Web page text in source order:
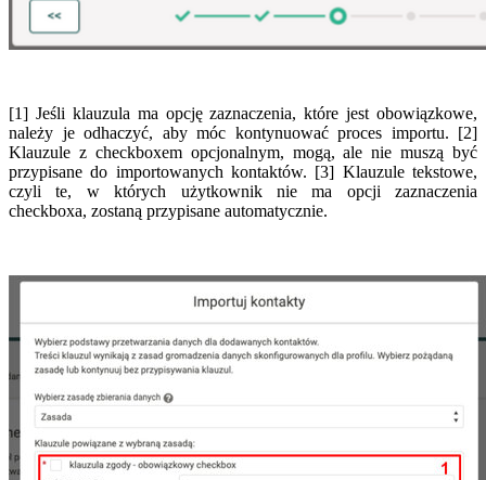
[1] Jeśli klauzula ma opcję zaznaczenia, które jest obowiązkowe,
należy je odhaczyć, aby móc kontynuować proces importu. [2]
Klauzule z checkboxem opcjonalnym, mogą, ale nie muszą być
przypisane do importowanych kontaktów. [3] Klauzule tekstowe,
czyli te, w których użytkownik nie ma opcji zaznaczenia
checkboxa, zostaną przypisane automatycznie.